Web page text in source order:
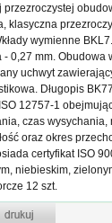
przezroczystej
klasyczna
wymienne
0,27 mm. Obudowa
uchwyt
Długopis
12757-1
czas wysychania,
oraz okres
certyfikat ISO
niebieskim,
12 szt.